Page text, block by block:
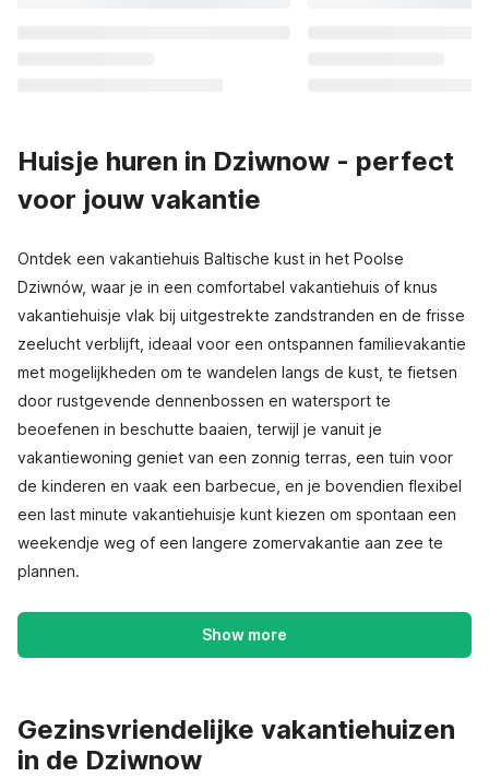
Huisje huren in Dziwnow - perfect
voor jouw vakantie
Ontdek een vakantiehuis Baltische kust in het Poolse
Dziwnów, waar je in een comfortabel vakantiehuis of knus
vakantiehuisje vlak bij uitgestrekte zandstranden en de frisse
zeelucht verblijft, ideaal voor een ontspannen familievakantie
met mogelijkheden om te wandelen langs de kust, te fietsen
door rustgevende dennenbossen en watersport te
beoefenen in beschutte baaien, terwijl je vanuit je
vakantiewoning geniet van een zonnig terras, een tuin voor
de kinderen en vaak een barbecue, en je bovendien flexibel
een last minute vakantiehuisje kunt kiezen om spontaan een
weekendje weg of een langere zomervakantie aan zee te
plannen.
Show more
Gezinsvriendelijke vakantiehuizen
in de Dziwnow